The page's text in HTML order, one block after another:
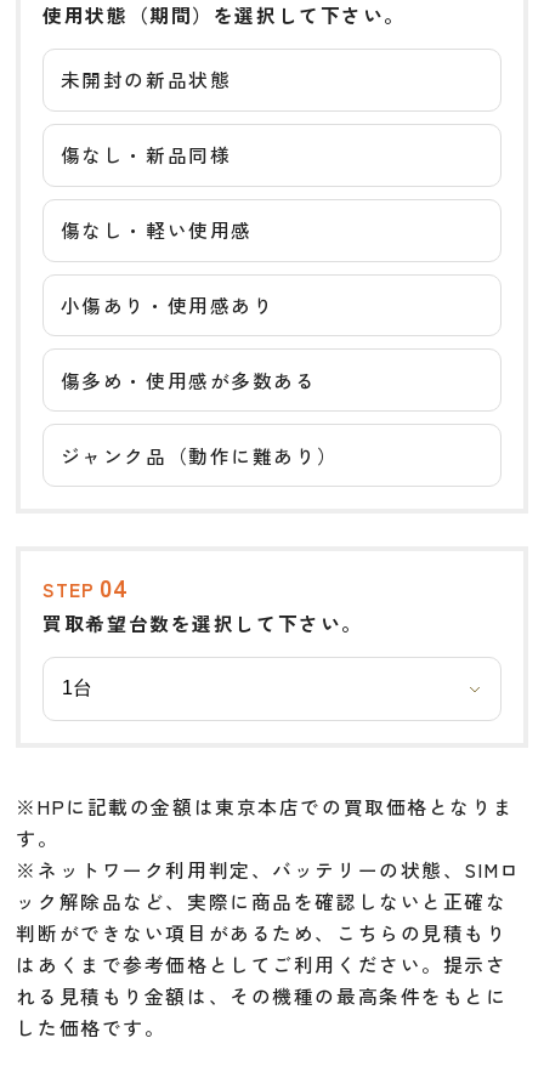
使用状態（期間）を選択して下さい。
未開封の新品状態
傷なし・新品同様
傷なし・軽い使用感
小傷あり・使用感あり
傷多め・使用感が多数ある
ジャンク品（動作に難あり）
STEP 04
買取希望台数を選択して下さい。
※HPに記載の金額は東京本店での買取価格となりま
す。
※ネットワーク利用判定、バッテリーの状態、SIMロ
ック解除品など、実際に商品を確認しないと正確な
判断ができない項目があるため、こちらの見積もり
はあくまで参考価格としてご利用ください。提示さ
れる見積もり金額は、その機種の最高条件をもとに
した価格です。